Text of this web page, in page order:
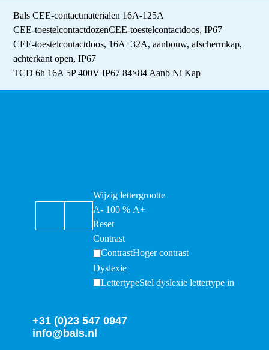
Bals CEE-contactmaterialen 16A-125A
CEE-toestelcontactdozenCEE-toestelcontactdoos, IP67
CEE-toestelcontactdoos, 16A+32A, aanbouw, afschermkap,
achterkant open, IP67
TCD 6h 16A 5P 400V IP67 84×84 Aanb Ni Kap
Wijzig lettergrootte
A- 100% A+
Reset
Contrast
ContrastHoger contrast
Dyslexie
LettertypeStel dyslexie lettertype in
+31 (0)23 547 0947
info@bals.nl